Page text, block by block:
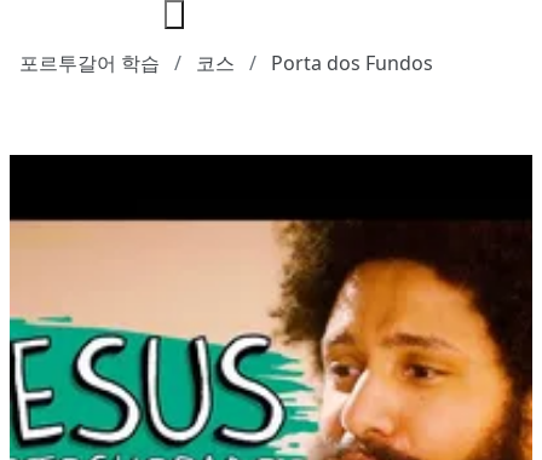
포르투갈어 학습 코스 Porta dos Fundos